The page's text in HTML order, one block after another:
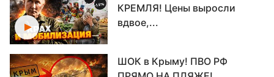
КРЕМЛЯ! Цены выросли
вдвое,...
ШОК в Крыму! ПВО РФ